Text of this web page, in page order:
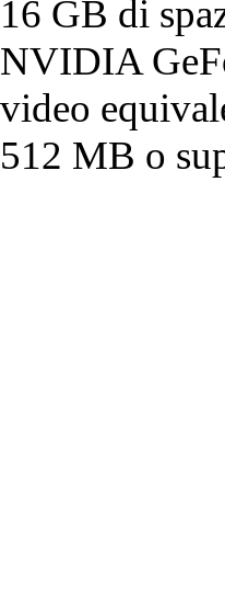
16 GB di
NVIDIA
video
512 MB o